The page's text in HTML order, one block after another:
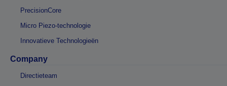
PrecisionCore
Micro Piezo-technologie
Innovatieve Technologieën
Company
Directieteam